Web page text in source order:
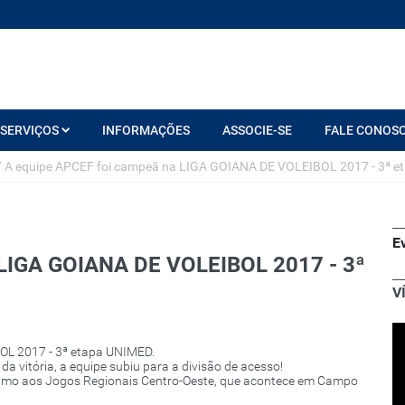
SERVIÇOS INFORMAÇÕES ASSOCIE-SE FALE
A equipe APCEF foi campeã na LIGA GOIANA DE VOLEIBOL 2017 - 3ª
GOIANA DE VOLEIBOL 2017 - 3ª
2017 - 3ª etapa UNIMED.
vitória, a equipe subiu para a divisão de acesso!
aos Jogos Regionais Centro-Oeste, que acontece em Campo